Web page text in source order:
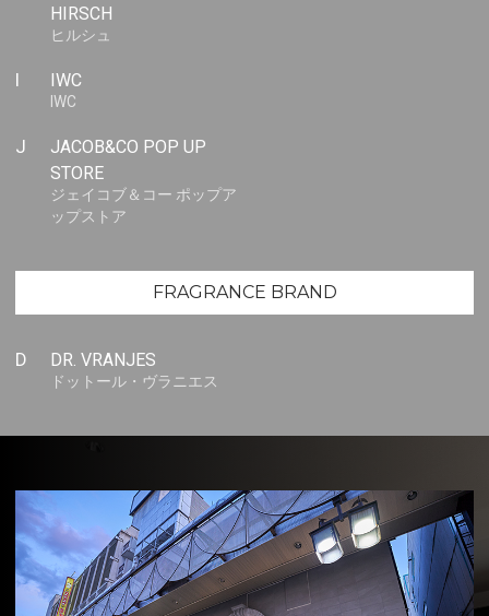
HIRSCH
ヒルシュ
IWC
IWC
J
JACOB&CO POP UP
STORE
ジェイコブ＆コー ポップア
ップストア
FRAGRANCE BRAND
D DR. VRANJES
ドットール・ヴラニエス